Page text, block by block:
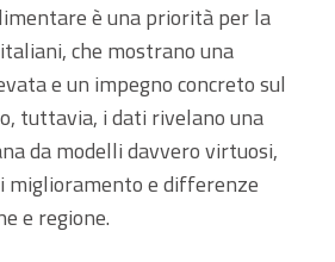
è una priorità per la
che mostrano una
e un impegno concreto sul
tuttavia, i dati rivelano una
da modelli davvero virtuosi,
miglioramento e differenze
e regione.